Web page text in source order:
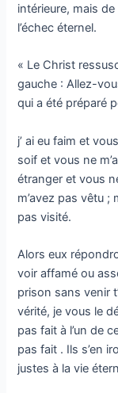
intérieure, mais
l’échec éternel.
« Le Christ
gauche : Allez-
qui a été préparé
j’ ai eu faim et
soif et vous ne
étranger et vous
m’avez pas vêtu ;
pas visité.
Alors eux
voir affamé ou
prison sans venir
vérité, je vous le
pas fait à l’un de
pas fait . Ils s’en
justes à la vie